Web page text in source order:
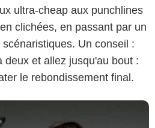
ultra-cheap aux punchlines
clichées, en passant par un
Un conseil :
deux et allez jusqu'au bout :
le rebondissement final.